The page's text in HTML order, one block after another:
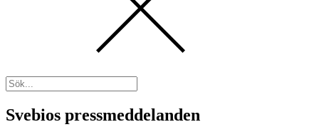
Svebios pressmeddelanden